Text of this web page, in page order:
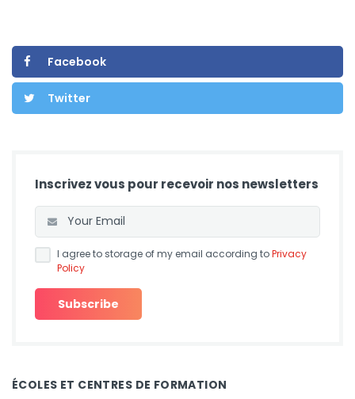
Facebook
Twitter
Inscrivez vous pour recevoir nos newsletters
I agree to storage of my email according toPrivacy
Policy
ÉCOLES ET CENTRES DE FORMATION